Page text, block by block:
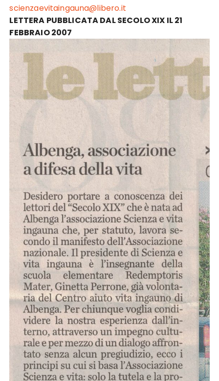
scienzaevitaingauna@libero.it
LETTERA PUBBLICATA DAL SECOLO XIX IL 21
FEBBRAIO 2007